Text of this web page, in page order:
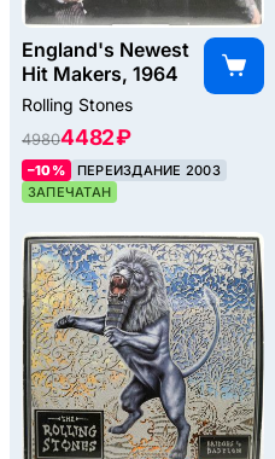
England's Newest
Hit Makers, 1964
Rolling Stones
49804482 ₽
–10%
ПЕРЕИЗДАНИЕ 2003
ЗАПЕЧАТАН